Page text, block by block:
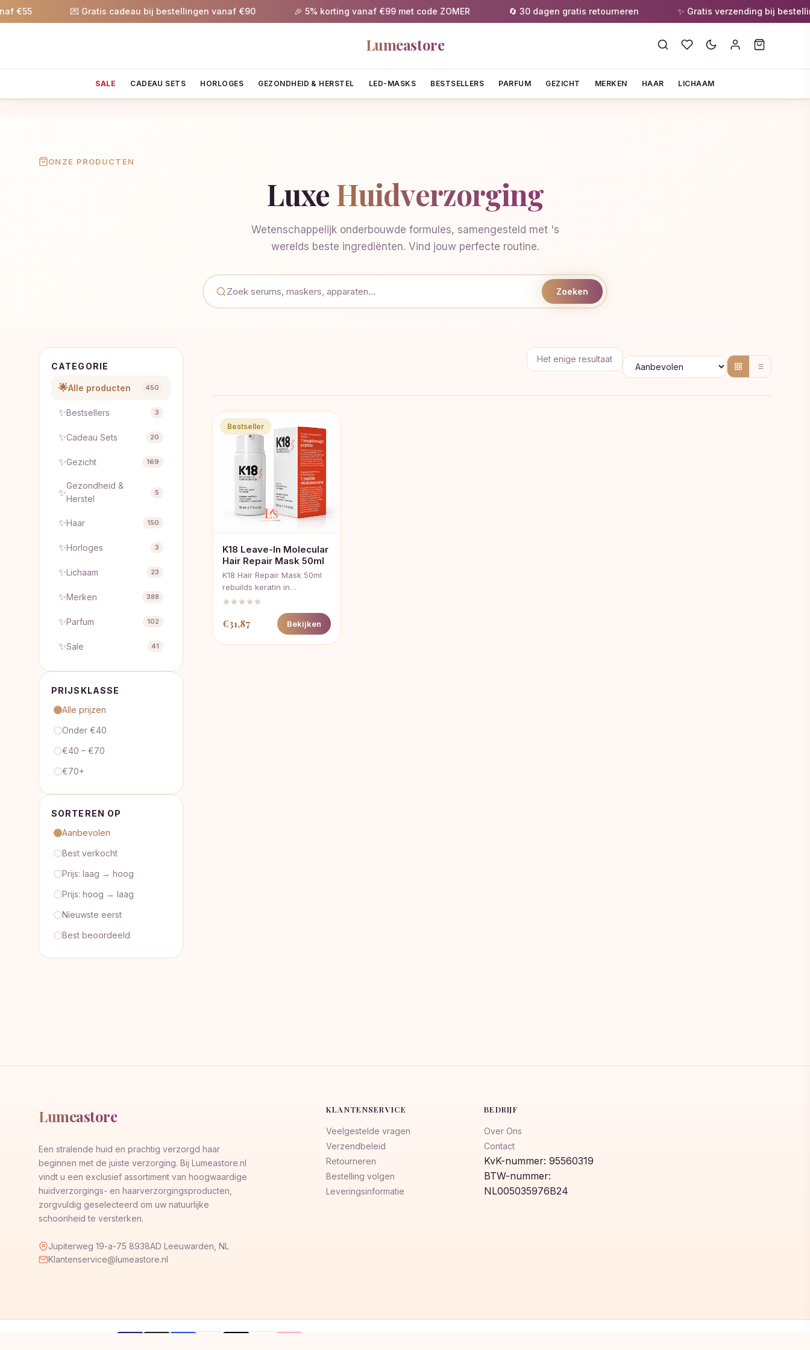
💌 Gratis cadeau bij bestellingen vanaf €90 🎉 5% korting vanaf €99 met code ZOMER 🔄 30 dagen gratis retourneren ✨ Gratis verzending bij
Lumeastore
SALE CADEAU SETS HORLOGES GEZONDHEID & HERSTEL LED-MASKS BESTSELLERS PARFUM GEZICHT MERKEN HAAR LICHAAM
ONZE PRODUCTEN
Luxe Huidverzorging
Wetenschappelijk onderbouwde formules, samengesteld met 's
werelds beste ingrediënten. Vind jouw perfecte routine.
Zoeken
CATEGORIE
🌟Alle producten 450
✨Bestsellers 3
✨Cadeau Sets 20
✨Gezicht 169
✨
Gezondheid &
Herstel
5
✨Haar 150
✨Horloges 3
✨Lichaam 23
✨Merken 388
✨Parfum 102
✨Sale 41
PRIJSKLASSE
Alle prijzen
Onder €40
€40 – €70
€70+
SORTEREN OP
Aanbevolen
Best verkocht
Prijs: laag → hoog
Prijs: hoog → laag
Nieuwste eerst
Best beoordeeld
Het enige resultaat
Bestseller
K18 Leave-In Molecular
Hair Repair Mask 50ml
K18 Hair Repair Mask 50ml
rebuilds keratin in…
€31,87 Bekijken
Lumeastore
Een stralende huid en prachtig verzorgd haar
beginnen met de juiste verzorging. Bij Lumeastore.nl
vindt u een exclusief assortiment van hoogwaardige
huidverzorgings- en haarverzorgingsproducten,
zorgvuldig geselecteerd om uw natuurlijke
schoonheid te versterken.
Jupiterweg 19-a-75 8938AD Leeuwarden, NL
Klantenservice@lumeastore.nl
KLANTENSERVICE
Veelgestelde vragen
Verzendbeleid
Retourneren
Bestelling volgen
Leveringsinformatie
BEDRIJF
Over Ons
Contact
KvK-nummer: 95560319
BTW-nummer:
NL005035976B24